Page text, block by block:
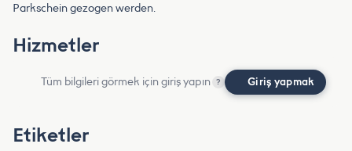
Parkschein gezogen werden.
Hizmetler
Tüm bilgileri görmek için giriş yapın ? Giriş yapmak
Etiketler